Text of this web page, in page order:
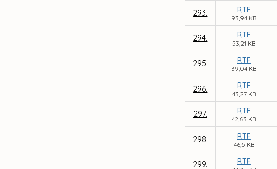
293. RTF
93,94 KB
294. RTF
53,21 KB
295. RTF
39,04 KB
296. RTF
43,27 KB
297. RTF
42,63 KB
298. RTF
46,5 KB
299. RTF